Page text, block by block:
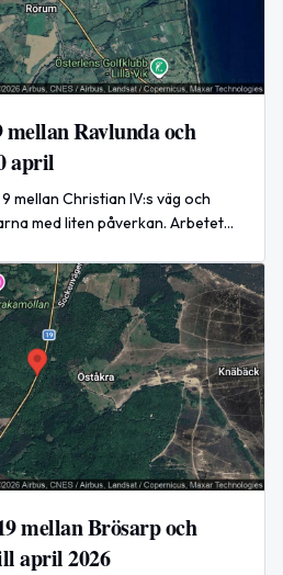
mellan Ravlunda och
april
mellan Christian IV:s väg och
med liten påverkan. Arbetet
mellan Brösarp och
april 2026